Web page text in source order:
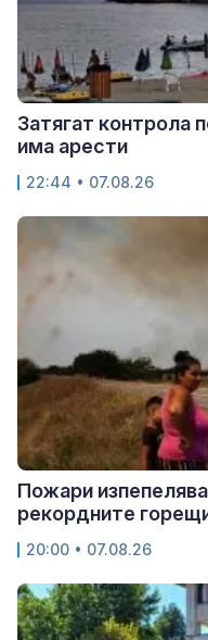
Затягат контрола
има арести
22:44 • 07.08.26
Пожари
рекордните
20:00 • 07.08.26